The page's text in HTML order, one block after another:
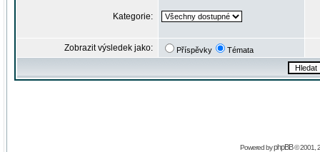
Kategorie:
Zobrazit výsledek jako: Příspěvky Témata
Powered byphpBB© 2001,